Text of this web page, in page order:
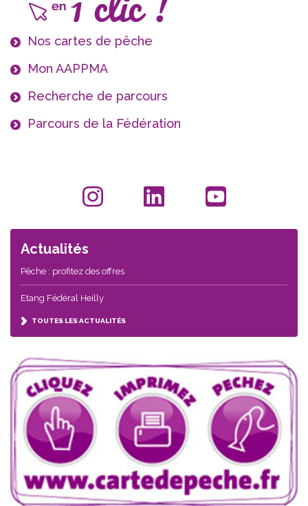
Nos cartes de pêche
Mon AAPPMA
Recherche de parcours
Parcours de la Fédération
Actualités
Pêche : profitez des offres
Etang Fédéral Heilly
TOUTES LES ACTUALITÉS